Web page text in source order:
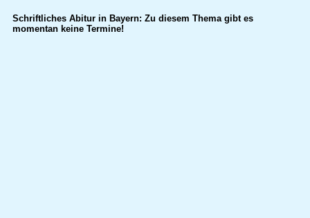
Schriftliches Abitur in Bayern: Zu diesem Thema gibt es
momentan keine Termine!